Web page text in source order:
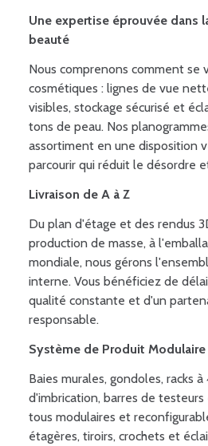
Une expertise éprouvée dans
beauté
Nous comprenons comment se
cosmétiques : lignes de vue
visibles, stockage sécurisé et
tons de peau. Nos
assortiment en une disposition
parcourir qui réduit le désordre
Livraison de A à Z
Du plan d'étage et des rendus
production de masse, à
mondiale, nous gérons
interne. Vous bénéficiez de
qualité constante et d'un
responsable.
Système de Produit Modulaire
Baies murales, gondoles, racks
d'imbrication, barres de
tous modulaires et
étagères, tiroirs, crochets et